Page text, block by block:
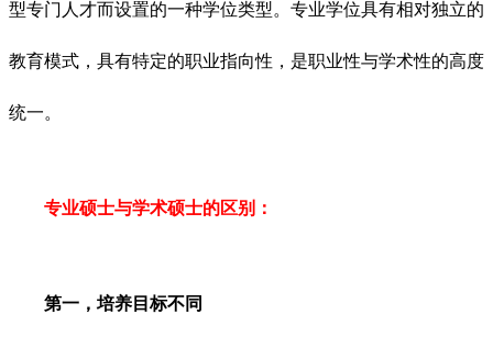
型专门人才而设置的一种学位类型。专业学位具有相对独立的
教育模式，具有特定的职业指向性，是职业性与学术性的高度
统一。
专业硕士与学术硕士的区别：
第一，培养目标不同